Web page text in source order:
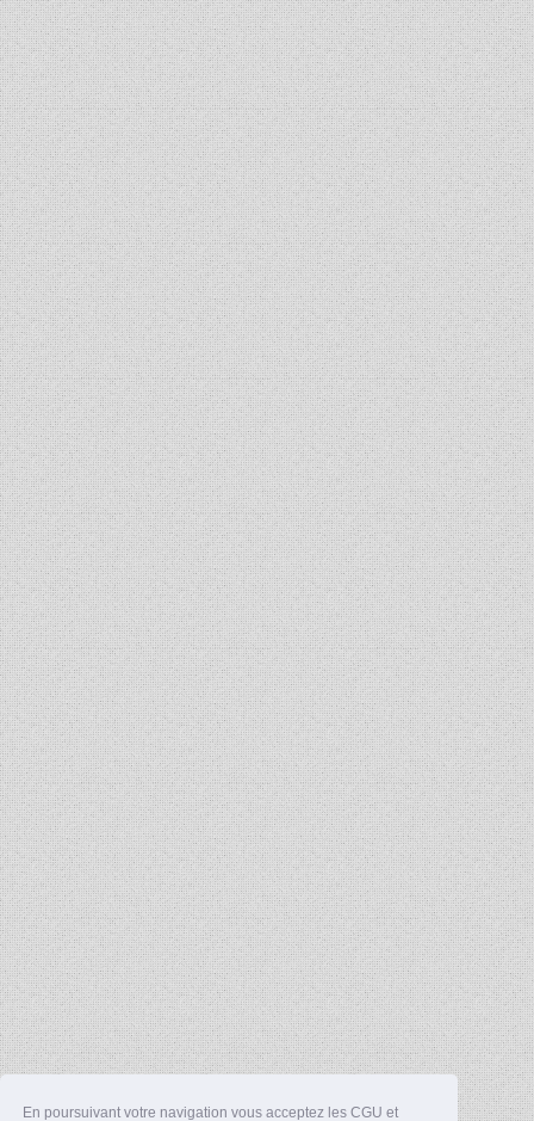
En poursuivant votre navigation vous acceptez les CGU et